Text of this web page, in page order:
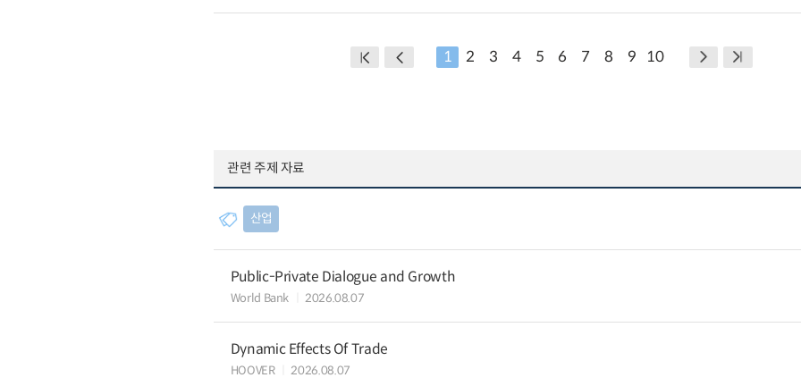
1 2 3 4 5 6 7 8 9 10
관련 주제 자료
산업
Public-Private Dialogue and Growth
World Bank 2026.08.07
Dynamic Effects Of Trade
HOOVER 2026.08.07